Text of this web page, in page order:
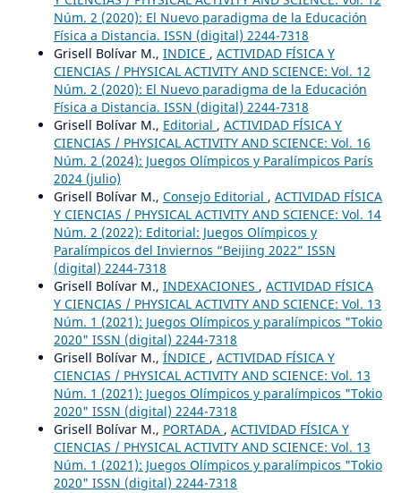
Núm. 2 (2020): El Nuevo paradigma de la Educación
Física a Distancia. ISSN (digital) 2244-7318
Grisell Bolívar M., INDICE , ACTIVIDAD FÍSICA Y
CIENCIAS / PHYSICAL ACTIVITY AND SCIENCE: Vol. 12
Núm. 2 (2020): El Nuevo paradigma de la Educación
Física a Distancia. ISSN (digital) 2244-7318
Grisell Bolívar M., Editorial , ACTIVIDAD FÍSICA Y
CIENCIAS / PHYSICAL ACTIVITY AND SCIENCE: Vol. 16
Núm. 2 (2024): Juegos Olímpicos y Paralímpicos París
2024 (julio)
Grisell Bolívar M., Consejo Editorial , ACTIVIDAD FÍSICA
Y CIENCIAS / PHYSICAL ACTIVITY AND SCIENCE: Vol. 14
Núm. 2 (2022): Editorial: Juegos Olímpicos y
Paralímpicos del Inviernos “Beijing 2022” ISSN
(digital) 2244-7318
Grisell Bolívar M., INDEXACIONES , ACTIVIDAD FÍSICA
Y CIENCIAS / PHYSICAL ACTIVITY AND SCIENCE: Vol. 13
Núm. 1 (2021): Juegos Olímpicos y paralímpicos "Tokio
2020" ISSN (digital) 2244-7318
Grisell Bolívar M., ÍNDICE , ACTIVIDAD FÍSICA Y
CIENCIAS / PHYSICAL ACTIVITY AND SCIENCE: Vol. 13
Núm. 1 (2021): Juegos Olímpicos y paralímpicos "Tokio
2020" ISSN (digital) 2244-7318
Grisell Bolívar M., PORTADA , ACTIVIDAD FÍSICA Y
CIENCIAS / PHYSICAL ACTIVITY AND SCIENCE: Vol. 13
Núm. 1 (2021): Juegos Olímpicos y paralímpicos "Tokio
2020" ISSN (digital) 2244-7318